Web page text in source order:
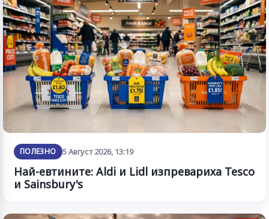
ПОЛЕЗНО 5 Август 2026, 13:19
Най-евтините: Aldi и Lidl изпревариха Tesco
и Sainsbury's